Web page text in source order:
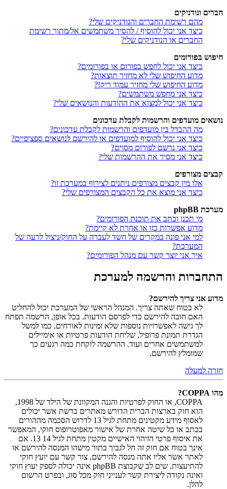
חברים ונודניקים
מהם רשימת החברים והנודניקים שלי?
כיצד אני יכול להוסיף / להסיר משתמשים אל/מתוך רשימת
החברים או הנודניקים שלי?
חיפוש בפורומים
כיצד אני יכול לחפש בפורום או בפורומים?
מדוע החיפוש שלי לא מחזיר תוצאות?
מדוע החיפוש שלי מחזיר עמוד ריק!?
כיצד אני מחפש משתמשים?
כיצד אני יכול למצוא את ההודעות והנושאים שלי?
נושאים מועדפים והרשמות לקבלת עדכונים
מה ההבדל בין מועדפים והרשמות לקבלת עדכונים?
כיצד אני יכול להוסיף למועדפים או להירשם לנושאים ספציפיים?
כיצד אני נרשם לפורום מסוים?
כיצד אני מסיר את ההרשמות שלי?
קבצים מצורפים
אלו מין קבצים מצורפים ניתנים לצירוף במערכת זו?
כיצד אני מוצא את כל הקבצים המצורפים שלי?
מערכת phpBB
מי תכנן וכתב את תוכנת הפורומים?
מדוע אפשרות כזו או אחרת לא קיימת?
למי אני פונה במקרים של חשד לעברה על החוק/ניצול לרעה של
המערכת?
איך אני יוצר קשר עם מנהל הפורומים?
התחברות והרשמה למערכת
מדוע אני צריך להירשם?
לא בטוח שאתה צריך. המנהל הראשי של המערכת יכול להחליט
האם חובה להירשם כדי לפרסם הודעות. בכל אופן, הרשמה תפתח
לך גישה לאפשרויות נוספות שלא זמינות לאורחים, כמו למשל
הגדרת תמונת פרופיל, שליחת הודעות פרטיות או אימיילים
למשתמשים אחרים ועוד. ההרשמה לוקחת כמה רגעים כך
שמומלץ להירשם.
חזרה למעלה
מהו COPPA?
COPPA, או החוק לפרטיות והגנה המקוונת של הילד של 1998,
הוא חוק בארצות הברית הדורש מאתרים ברשת אשר יכולים
לאסוף מידע מקטינים מתחת לגיל 13 לדרוש הסכמה מההורים
בכתב או כל שיטה אחרת של אישור מאפוטרופוס חוקי, המאפשר
את איסוף פרטי הזיהוי האישיים מקטין מתחת לגיל 14 13. אם
אינך בטוח אם חוק זה חל לגביך בתור מישהו המנסה להירשם או
לאתר אשר אליו אתה מנסה להירשם, צור קשר עם יועץ חוקי
להתיעצות. שים לב שקבוצת phpBB אינה יכולה לספק יעוץ חוקי
ואינה נקודה ליצירת קשר לענייני חוק מכל סוג, ובפרט הרשום
להלן.